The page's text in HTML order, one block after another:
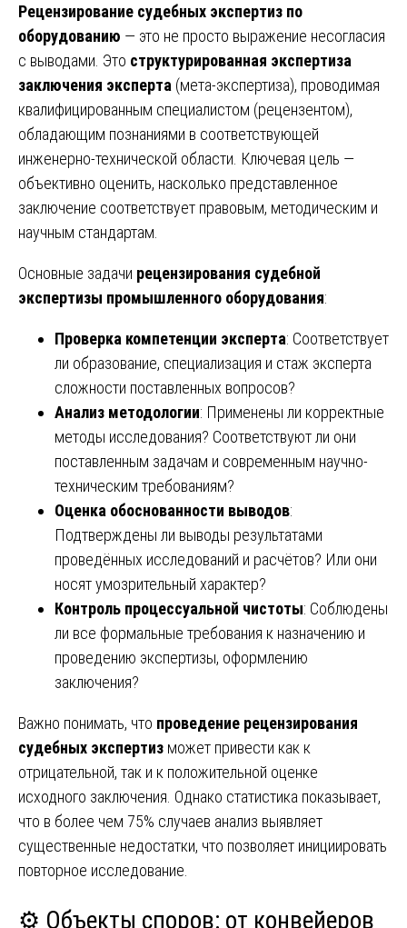
Рецензирование судебных экспертиз по
оборудованию — это не просто выражение несогласия
с выводами. Это структурированная экспертиза
заключения эксперта (мета-экспертиза), проводимая
квалифицированным специалистом (рецензентом),
обладающим познаниями в соответствующей
инженерно-технической области. Ключевая цель —
объективно оценить, насколько представленное
заключение соответствует правовым, методическим и
научным стандартам.
Основные задачи рецензирования судебной
экспертизы промышленного оборудования:
Проверка компетенции эксперта: Соответствует
ли образование, специализация и стаж эксперта
сложности поставленных вопросов?
Анализ методологии: Применены ли корректные
методы исследования? Соответствуют ли они
поставленным задачам и современным научно-
техническим требованиям?
Оценка обоснованности выводов:
Подтверждены ли выводы результатами
проведённых исследований и расчётов? Или они
носят умозрительный характер?
Контроль процессуальной чистоты: Соблюдены
ли все формальные требования к назначению и
проведению экспертизы, оформлению
заключения?
Важно понимать, что проведение рецензирования
судебных экспертиз может привести как к
отрицательной, так и к положительной оценке
исходного заключения. Однако статистика показывает,
что в более чем 75% случаев анализ выявляет
существенные недостатки, что позволяет инициировать
повторное исследование.
⚙️ Объекты споров: от конвейеров